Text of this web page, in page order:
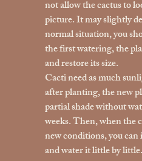
not allow the cactus to
picture. It may slightly
normal situation, you
the first watering, the
and restore its size.
Cacti need as much
after planting, the new
partial shade without
weeks. Then, when the
new conditions, you
and water it little by little.